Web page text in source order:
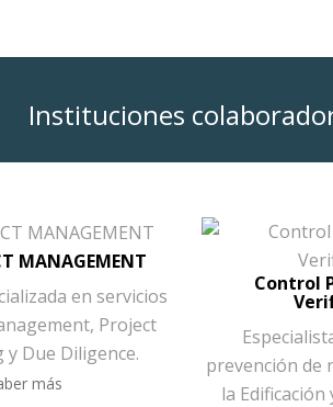
Instituciones
MANAGEMENT
en servicios
Project
Due Diligence.
más
Control
prevención de
la Edificación